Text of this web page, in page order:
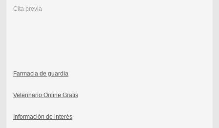
Cita previa
Farmacia de guardia
Veterinario Online Gratis
Información de interés